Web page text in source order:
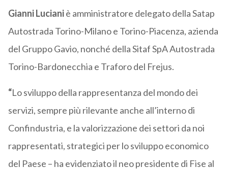
Gianni Lucianiè amministratore delegato della Satap
Autostrada Torino-Milano e Torino-Piacenza, azienda
del Gruppo Gavio, nonché della Sitaf SpA Autostrada
Torino-Bardonecchia e Traforo del Frejus.
“Lo sviluppo della rappresentanza del mondo dei
servizi, sempre più rilevante anche all’interno di
Confindustria, e la valorizzazione dei settori da noi
rappresentati, strategici per lo sviluppo economico
del Paese – ha evidenziato il neo presidente di Fise al